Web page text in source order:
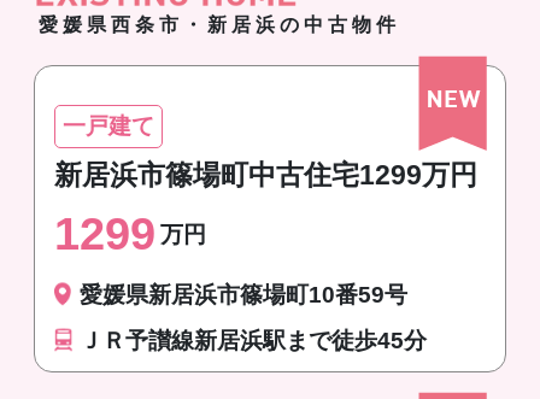
愛媛県西条市・新居浜の中古物件
一戸建て
新居浜市篠場町中古住宅1299万円
1299 万円
愛媛県新居浜市篠場町10番59号
ＪＲ予讃線新居浜駅まで徒歩45分